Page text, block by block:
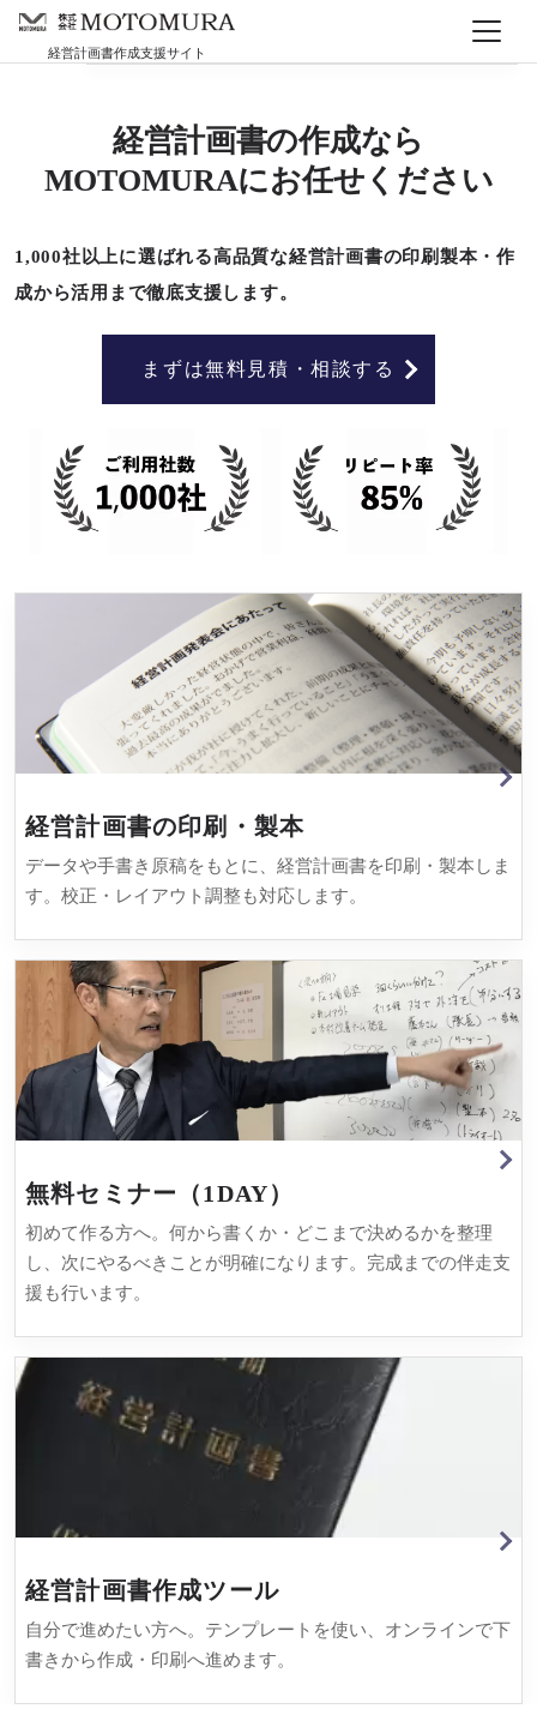
Skip to main content
経営計画書作成支援サイト
経営計画書の作成なら
MOTOMURAにお任せください
1,000社以上に選ばれる高品質な経営計画書の印刷製本・作
成から活用まで徹底支援します。
まずは無料見積・相談する
MOTOMURAの主要サービス
経営計画書の印刷・製本
データや手書き原稿をもとに、経営計画書を印刷・製本しま
す。校正・レイアウト調整も対応します。
無料セミナー（1DAY）
初めて作る方へ。何から書くか・どこまで決めるかを整理
し、次にやるべきことが明確になります。完成までの伴走支
援も行います。
経営計画書作成ツール
自分で進めたい方へ。テンプレートを使い、オンラインで下
書きから作成・印刷へ進めます。